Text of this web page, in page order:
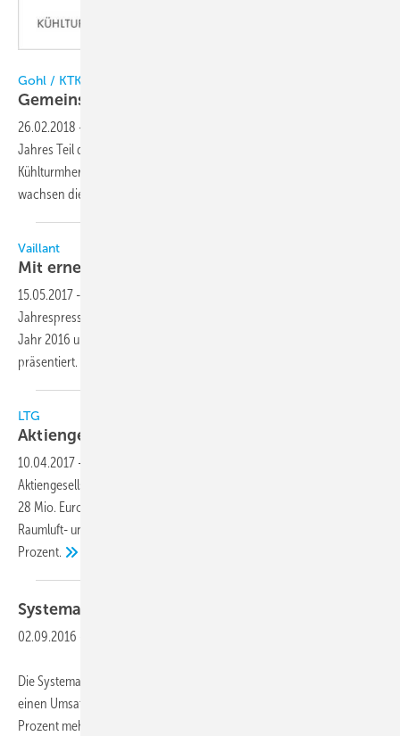
Gohl / KTK
Gemeinsam auf
26.02.2018 -
Jahres Teil der Cofinair Group wurde, sind die beiden deutschen
Kühlturmhersteller Gohl und KTK Schwester-Unternehmen. Nun
wachsen die beiden Firmen noch weiter
Vaillant
Mit erneuerbaren Energien auf
15.05.2017 -
Jahrespressekonferenz am 15. Mai 2017 Unternehmenszahlen für das
Jahr 2016 und einen Ausblick auf das erste Quartal 2017
präsentiert.
LTG
Aktiengesellschaft auf
10.04.2017 -
Aktiengesellschaft, Stuttgart, außerordentlich positiv: Mit rund
28 Mio. Euro im Gesamtkonzern übertraf der Umsatz der Experten für
Raumluft- und Prozesslufttechnik den des Vorjahres um rund 10
Prozent.
Systemair:
02.09.2016
Die Systemair-Gruppe erwirtschaftete im Geschäftsjahr 2015 / 2016
einen Umsatz von 667 Mio. Euro, gegenüber dem Vorjahr 3,9
Prozent mehr.